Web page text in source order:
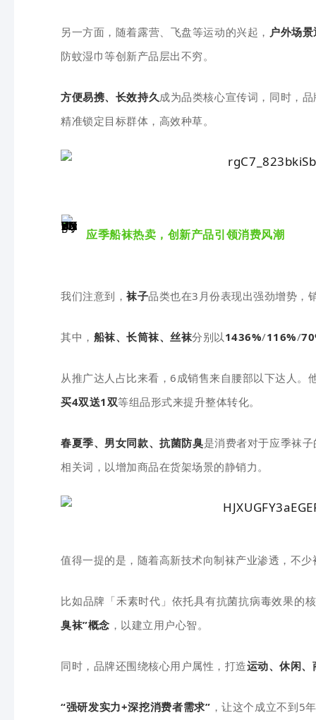
另一方面，随着露营、飞盘等运动的兴起， 户外场
防蚊湿巾等创新产品层出不穷。
方便易携、长效持久成为品类核心宣传词，同时，
精准锁定目标群体，高效种草。
应季船袜热卖，创新产品引领消费风潮
我们注意到， 袜子品类也在3月份表现出强劲增势，
其中， 船袜、长筒袜、丝袜分别以1436%/116%/
从推广达人占比来看，6成销售来自腰部以下达人。
买4双送1双等组品形式来提升整体转化。
春夏季、男女同款、抗菌防臭是消费者对于应季袜
相关词，以增加商品在货架场景的静销力。
值得一提的是，随着高新技术向制袜产业渗透，不
比如品牌「禾素时代」依托具有抗菌抗病毒效果
臭袜”概念 ，以建立用户心智。
同时，品牌还围绕核心用户属性，打造运动、休闲、
“强研发实力+深挖消费者需求” ，让这个成立不到5